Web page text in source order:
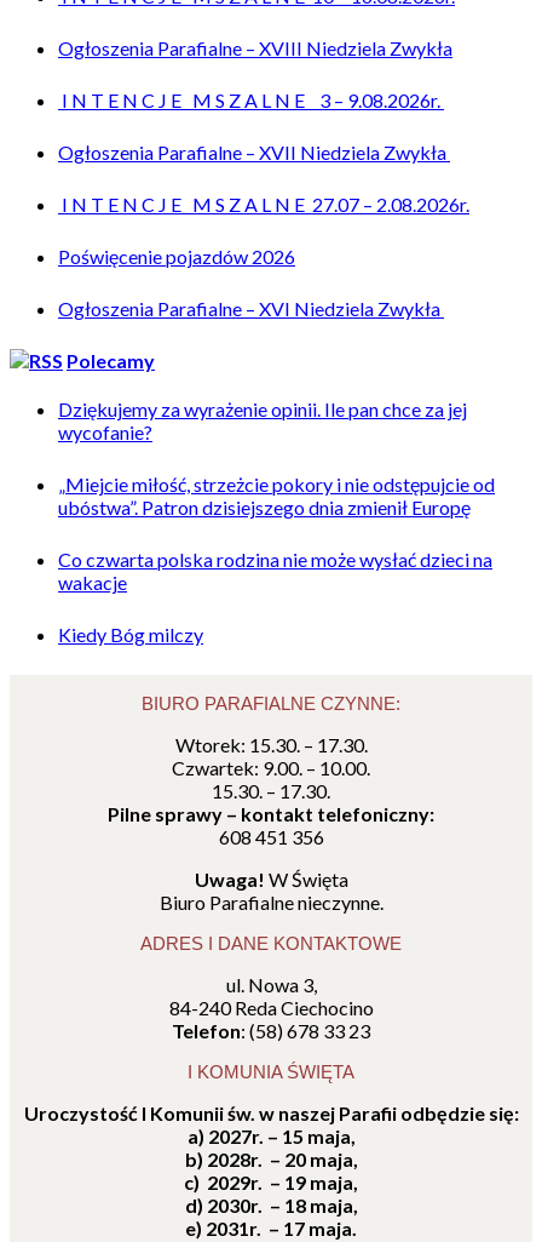
Ogłoszenia Parafialne – XVIII Niedziela Zwykła
I N T E N C J E M S Z A L N E 3 – 9.08.2026r.
Ogłoszenia Parafialne – XVII Niedziela Zwykła
I N T E N C J E M S Z A L N E 27.07 – 2.08.2026r.
Poświęcenie pojazdów 2026
Ogłoszenia Parafialne – XVI Niedziela Zwykła
Polecamy
Dziękujemy za wyrażenie opinii. Ile pan chce za jej
wycofanie?
„Miejcie miłość, strzeżcie pokory i nie odstępujcie od
ubóstwa”. Patron dzisiejszego dnia zmienił Europę
Co czwarta polska rodzina nie może wysłać dzieci na
wakacje
Kiedy Bóg milczy
BIURO PARAFIALNE CZYNNE:
Wtorek: 15.30. – 17.30.
Czwartek: 9.00. – 10.00.
15.30. – 17.30.
Pilne sprawy – kontakt telefoniczny:
608 451 356
Uwaga! W Święta
Biuro Parafialne nieczynne.
ADRES I DANE KONTAKTOWE
ul. Nowa 3,
84-240 Reda Ciechocino
Telefon: (58) 678 33 23
I KOMUNIA ŚWIĘTA
Uroczystość I Komunii św. w naszej Parafii odbędzie się:
a) 2027r. – 15 maja,
b) 2028r. – 20 maja,
c) 2029r. – 19 maja,
d) 2030r. – 18 maja,
e) 2031r. – 17 maja.